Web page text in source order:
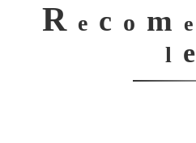
R e c o m e
l e